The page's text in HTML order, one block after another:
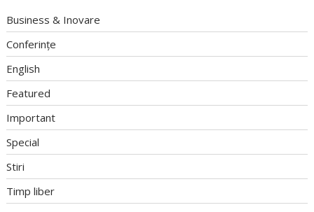
Business & Inovare
Conferințe
English
Featured
Important
Special
Stiri
Timp liber